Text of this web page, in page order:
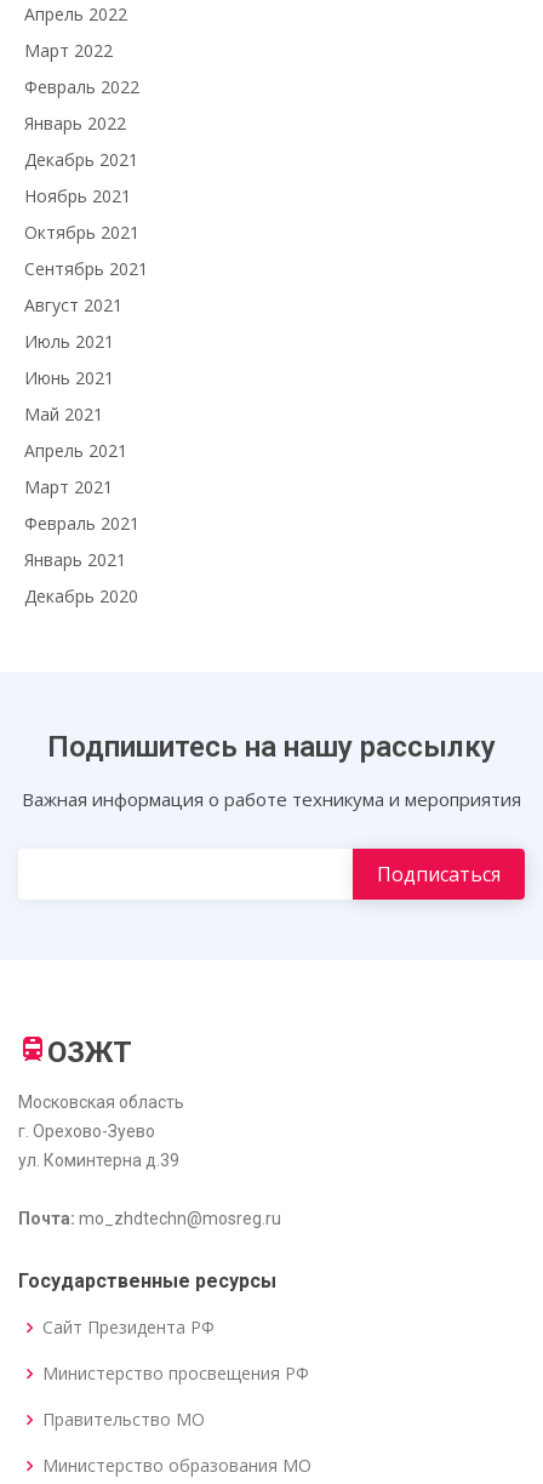
Апрель 2022
Март 2022
Февраль 2022
Январь 2022
Декабрь 2021
Ноябрь 2021
Октябрь 2021
Сентябрь 2021
Август 2021
Июль 2021
Июнь 2021
Май 2021
Апрель 2021
Март 2021
Февраль 2021
Январь 2021
Декабрь 2020
Подпишитесь на нашу рассылку
Важная информация о работе техникума и мероприятия
ОЗЖТ
Московская область
г. Орехово-Зуево
ул. Коминтерна д.39
Почта: mo_zhdtechn@mosreg.ru
Государственные ресурсы
Сайт Президента РФ
Министерство просвещения РФ
Правительство МО
Министерство образования МО